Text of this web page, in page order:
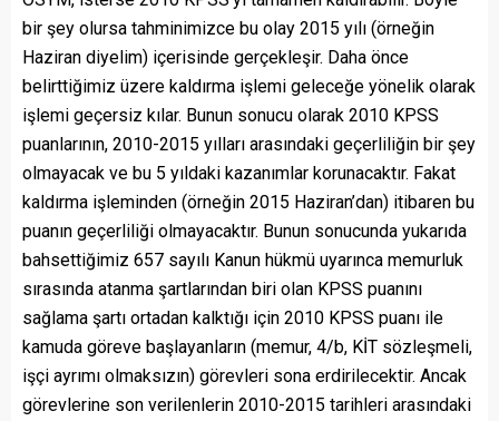
bir şey olursa tahminimizce bu olay 2015 yılı (örneğin
Haziran diyelim) içerisinde gerçekleşir. Daha önce
belirttiğimiz üzere kaldırma işlemi geleceğe yönelik olarak
işlemi geçersiz kılar. Bunun sonucu olarak 2010 KPSS
puanlarının, 2010-2015 yılları arasındaki geçerliliğin bir şey
olmayacak ve bu 5 yıldaki kazanımlar korunacaktır. Fakat
kaldırma işleminden (örneğin 2015 Haziran’dan) itibaren bu
puanın geçerliliği olmayacaktır. Bunun sonucunda yukarıda
bahsettiğimiz 657 sayılı Kanun hükmü uyarınca memurluk
sırasında atanma şartlarından biri olan KPSS puanını
sağlama şartı ortadan kalktığı için 2010 KPSS puanı ile
kamuda göreve başlayanların (memur, 4/b, KİT sözleşmeli,
işçi ayrımı olmaksızın) görevleri sona erdirilecektir. Ancak
görevlerine son verilenlerin 2010-2015 tarihleri arasındaki